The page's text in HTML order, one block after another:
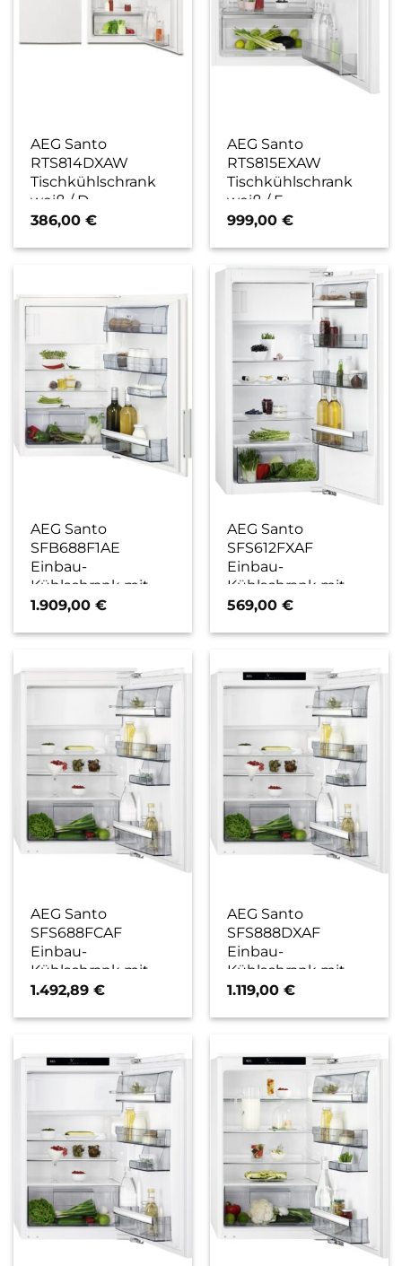
AEG Santo
RTS814DXAW
Tischkühlschrank
weiß / D
386,00€
AEG Santo
RTS815EXAW
Tischkühlschrank
weiß / E
999,00€
AEG Santo
SFB688F1AE
Einbau-
Kühlschrank mit
Gefrierfach weiss / F
1.909,00€
AEG Santo
SFS612FXAF
Einbau-
Kühlschrank mit
Gefrierfach weiss / F
569,00€
AEG Santo
SFS688FCAF
Einbau-
Kühlschrank mit
Gefrierfach weiß / F
1.492,89€
AEG Santo
SFS888DXAF
Einbau-
Kühlschrank mit
Gefrierfach weiß / D
1.119,00€